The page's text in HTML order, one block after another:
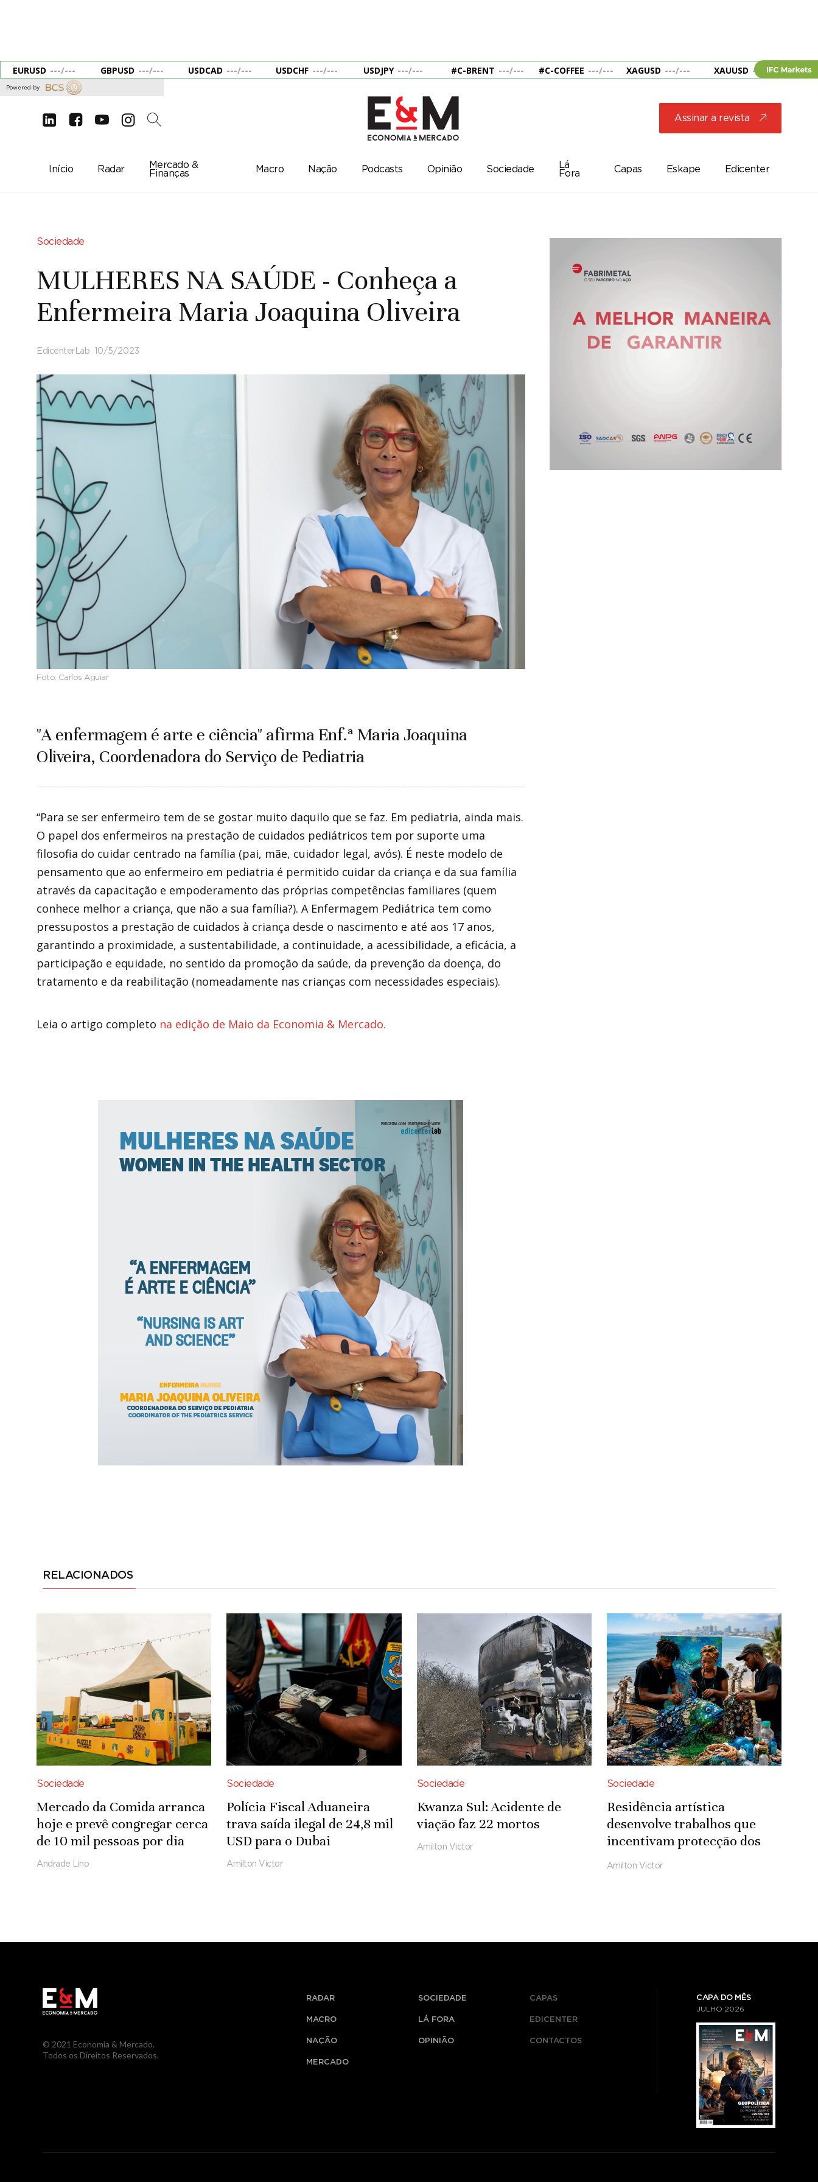
EURUSD ---/--- GBPUSD ---/--- USDCAD ---/--- USDCHF ---/--- USDJPY ---/--- #C-BRENT ---/--- #C-COFFEE ---/--- XAGUSD ---/--- XAUUSD --- ---
Powered by
d e g c 2 Assinar a revista j
Início Radar
Mercado &
Finanças
Macro Nação Podcasts Opinião Sociedade
Lá
Fora
Capas Eskape Edicenter
Sociedade
MULHERES NA SAÚDE - Conheça a
Enfermeira Maria Joaquina Oliveira
EdicenterLab 10/5/2023
Foto: Carlos Aguiar
"A enfermagem é arte e ciência" afirma Enf.ª Maria Joaquina
Oliveira, Coordenadora do Serviço de Pediatria
“Para se ser enfermeiro tem de se gostar muito daquilo que se faz. Em pediatria, ainda mais.
O papel dos enfermeiros na prestação de cuidados pediátricos tem por suporte uma
filosofia do cuidar centrado na família (pai, mãe, cuidador legal, avós). É neste modelo de
pensamento que ao enfermeiro em pediatria é permitido cuidar da criança e da sua família
através da capacitação e empoderamento das próprias competências familiares (quem
conhece melhor a criança, que não a sua família?). A Enfermagem Pediátrica tem como
pressupostos a prestação de cuidados à criança desde o nascimento e até aos 17 anos,
garantindo a proximidade, a sustentabilidade, a continuidade, a acessibilidade, a eficácia, a
participação e equidade, no sentido da promoção da saúde, da prevenção da doença, do
tratamento e da reabilitação (nomeadamente nas crianças com necessidades especiais).
Leia o artigo completo na edição de Maio da Economia & Mercado.
RELACIONADOS
Sociedade
Mercado da Comida arranca
hoje e prevê congregar cerca
de 10 mil pessoas por dia
Andrade Lino
Sociedade
Polícia Fiscal Aduaneira
trava saída ilegal de 24,8 mil
USD para o Dubai
Amilton Victor
Sociedade
Kwanza Sul: Acidente de
viação faz 22 mortos
Amilton Victor
Sociedade
Residência artística
desenvolve trabalhos que
incentivam protecção dos
oceanos e reutilização de
Amilton Victor
© 2021 Economia & Mercado.
Todos os Direitos Reservados.
RADAR
MACRO
NAÇÃO
MERCADO
SOCIEDADE
LÁ FORA
OPINIÃO
CAPAS
EDICENTER
CONTACTOS
CAPA DO MÊS
JULHO 2026